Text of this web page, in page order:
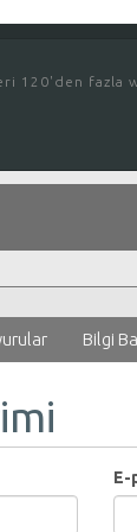
120'den fazla
Bilgi
E-